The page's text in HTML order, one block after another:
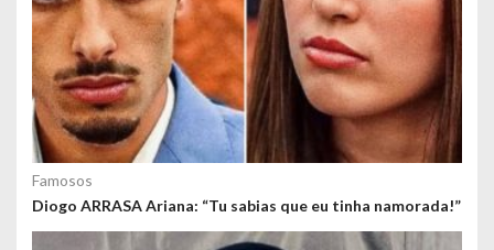
Famosos
Diogo ARRASA Ariana: “Tu sabias que eu tinha namorada!”